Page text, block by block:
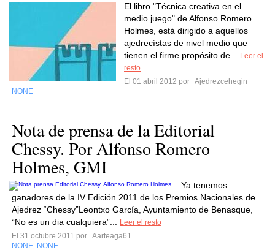
El libro "Técnica creativa en el
medio juego" de Alfonso Romero
Holmes, está dirigido a aquellos
ajedrecístas de nivel medio que
tienen el firme propósito de...
Leer el
resto
El 01 abril 2012 por Ajedrezcehegin
NONE
Nota de prensa de la Editorial
Chessy. Por Alfonso Romero
Holmes, GMI
Ya tenemos
ganadores de la IV Edición 2011 de los Premios Nacionales de
Ajedrez “Chessy”Leontxo García, Ayuntamiento de Benasque,
“No es un dia cualquiera”...
Leer el resto
El 31 octubre 2011 por Aarteaga61
NONE NONE